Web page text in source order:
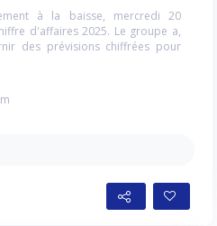
à la baisse, mercredi 20
d'affaires 2025. Le groupe a,
des prévisions chiffrées pour